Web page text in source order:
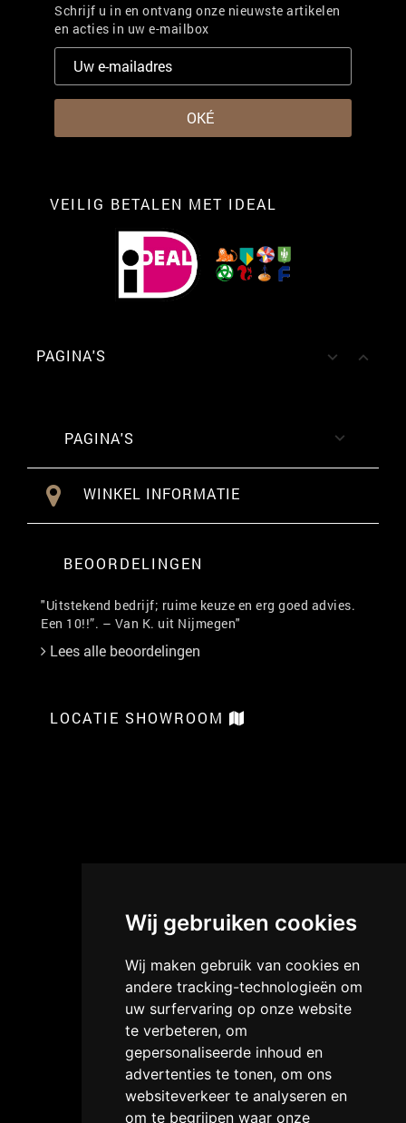
Wij gebruiken cookies
Wij maken gebruik van cookies en
andere tracking-technologieën om
uw surfervaring op onze website
te verbeteren, om
gepersonaliseerde inhoud en
advertenties te tonen, om ons
websiteverkeer te analyseren en
om te begrijpen waar onze
Schrijf u in en ontvang onze nieuwste artikelen
en acties in uw e-mailbox
VEILIG BETALEN MET IDEAL
PAGINA'S  
PAGINA'S 
WINKEL INFORMATIE
BEOORDELINGEN
"Uitstekend bedrijf; ruime keuze en erg goed advies.
Een 10!!”. – Van K. uit Nijmegen"
Lees alle beoordelingen
LOCATIE SHOWROOM